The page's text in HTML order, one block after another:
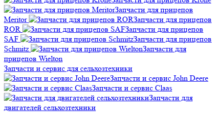
Запчасти для прицепов
Meritor
Запчасти для прицепов
ROR
Запчасти для прицепов
SAF
Запчасти для прицепов
Schmitz
Запчасти для
прицепов Wielton
Запчасти и сервис для сельхозтехники
Запчасти и сервис John Deere
Запчасти и сервис Claas
Запчасти для
двигателей сельхозтехники